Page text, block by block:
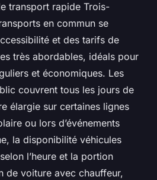
transport rapide Trois-
en commun se
et des tarifs de
très abordables, idéals pour
et économiques. Les
couvrent tous les jours de
élargie sur certaines lignes
ou lors d’événements
la disponibilité véhicules
l’heure et la portion
de voiture avec chauffeur,